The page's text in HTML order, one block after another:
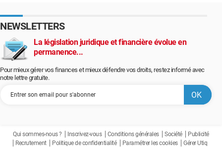
NEWSLETTERS
La législation juridique et financière évolue en
permanence...
Pour mieux gérer vos finances et mieux défendre vos droits, restez informé avec
notre lettre gratuite.
Qui sommes-nous ? Inscrivez-vous Conditions générales Société
Publicité
Recrutement
Politique de confidentialité Paramétrer les cookies Gérer Utiq